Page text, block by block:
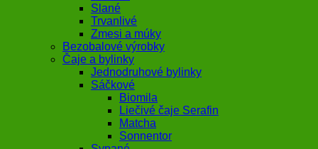
Slané
Trvanlivé
Zmesi a múky
Bezobalové výrobky
Čaje a bylinky
Jednodruhové bylinky
Sáčkové
Biomila
Liečivé čaje Serafin
Matcha
Sonnentor